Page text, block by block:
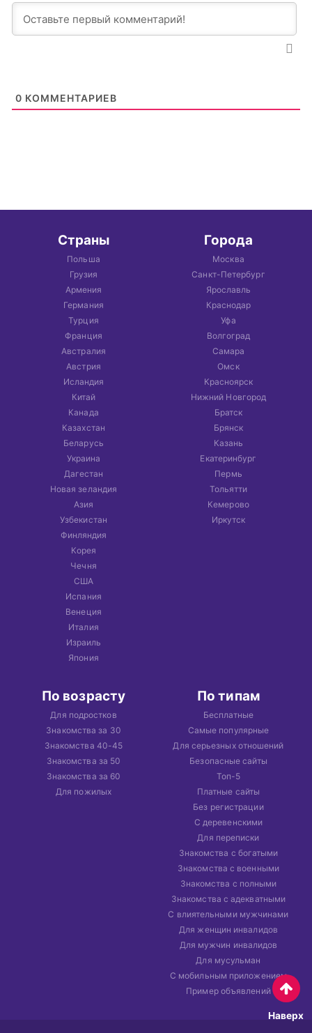
0 КОММЕНТАРИЕВ
Страны
Польша
Грузия
Армения
Германия
Турция
Франция
Австралия
Австрия
Исландия
Китай
Канада
Казахстан
Беларусь
Украина
Дагестан
Новая зеландия
Азия
Узбекистан
Финляндия
Корея
Чечня
США
Испания
Венеция
Италия
Израиль
Япония
Города
Москва
Санкт-Петербург
Ярославль
Краснодар
Уфа
Волгоград
Самара
Омск
Красноярск
Нижний Новгород
Братск
Брянск
Казань
Екатеринбург
Пермь
Тольятти
Кемерово
Иркутск
По возрасту
Для подростков
Знакомства за 30
Знакомства 40-45
Знакомства за 50
Знакомства за 60
Для пожилых
По типам
Бесплатные
Самые популярные
Для серьезных отношений
Безопасные сайты
Топ-5
Платные сайты
Без регистрации
С деревенскими
Для переписки
Знакомства с богатыми
Знакомства с военными
Знакомства с полными
Знакомства с адекватными
С влиятельными мужчинами
Для женщин инвалидов
Для мужчин инвалидов
Для мусульман
С мобильным приложением
Пример объявлений
Наверх